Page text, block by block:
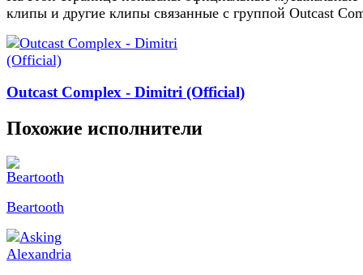
клипы и другие клипы связанные с группой Outcast
Outcast Complex - Dimitri (Official)
Похожие исполнители
Beartooth